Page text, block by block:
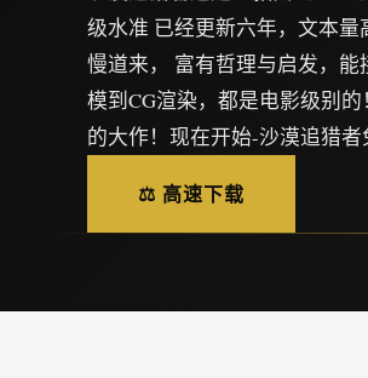
级水准 已经更新六年，文本量
慢道来， 富有哲理与启发，
模到CG渲染，都是电影级别
的大作！现在开始-沙漠追猎者
⚖️ 高速下载